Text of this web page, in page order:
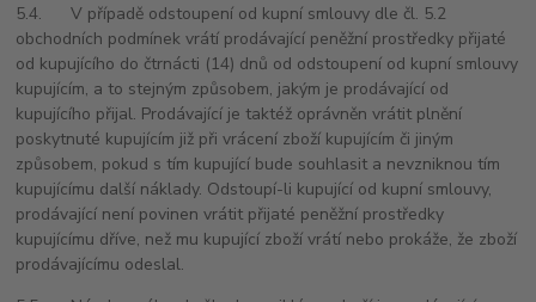
5.4. V případě odstoupení od kupní smlouvy dle čl. 5.2
obchodních podmínek vrátí prodávající peněžní prostředky přijaté
od kupujícího do čtrnácti (14) dnů od odstoupení od kupní smlouvy
kupujícím, a to stejným způsobem, jakým je prodávající od
kupujícího přijal. Prodávající je taktéž oprávněn vrátit plnění
poskytnuté kupujícím již při vrácení zboží kupujícím či jiným
způsobem, pokud s tím kupující bude souhlasit a nevzniknou tím
kupujícímu další náklady. Odstoupí-li kupující od kupní smlouvy,
prodávající není povinen vrátit přijaté peněžní prostředky
kupujícímu dříve, než mu kupující zboží vrátí nebo prokáže, že zboží
prodávajícímu odeslal.